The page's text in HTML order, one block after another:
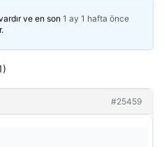
ve en son 1 ay 1 hafta önce
#25459